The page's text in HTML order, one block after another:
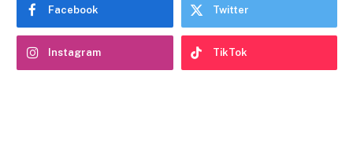
Facebook Twitter
Instagram TikTok